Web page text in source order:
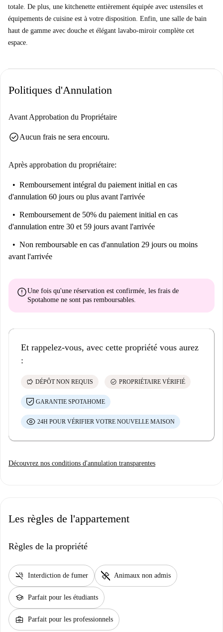
totale. De plus, une kitchenette entièrement équipée avec ustensiles et
équipements de cuisine est à votre disposition. Enfin, une salle de bain
haut de gamme avec douche et élégant lavabo-miroir complète cet
espace.
Politiques d'Annulation
Avant Approbation du Propriétaire
check_circleAucun frais ne sera encouru.
Après approbation du propriétaire:
Remboursement intégral du paiement initial en cas
d'annulation 60 jours ou plus avant l'arrivée
Remboursement de 50% du paiement initial en cas
d'annulation entre 30 et 59 jours avant l'arrivée
Non remboursable en cas d'annulation 29 jours ou moins
avant l'arrivée
errorUne fois qu'une réservation est confirmée, les frais de
Spotahome ne sont pas remboursables
Et rappelez-vous, avec cette propriété vous aurez
:
savings DÉPÔT NON REQUIS check_circle PROPRIÉTAIRE VÉRIFIÉ
GARANTIE SPOTAHOME
24H POUR VÉRIFIER VOTRE NOUVELLE MAISON
Découvrez nos conditions d'annulation transparentes
Les règles de l'appartement
Règles de la propriété
smoke_free Interdiction de fumer pet_supplies Animaux non admis
school Parfait pour les étudiants
business_center Parfait pour les professionnels